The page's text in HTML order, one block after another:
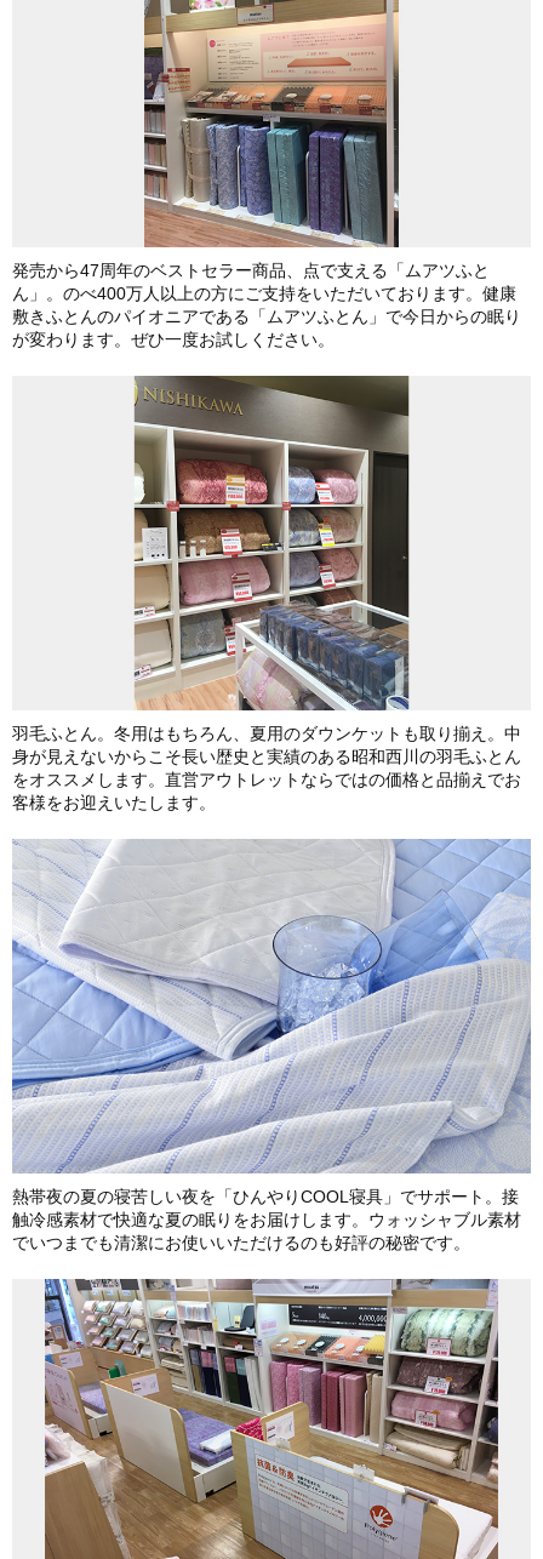
発売から47周年のベストセラー商品、点で支える「ムアツふと
ん」。のべ400万人以上の方にご支持をいただいております。健康
敷きふとんのパイオニアである「ムアツふとん」で今日からの眠り
が変わります。ぜひ一度お試しください。
羽毛ふとん。冬用はもちろん、夏用のダウンケットも取り揃え。中
身が見えないからこそ長い歴史と実績のある昭和西川の羽毛ふとん
をオススメします。直営アウトレットならではの価格と品揃えでお
客様をお迎えいたします。
熱帯夜の夏の寝苦しい夜を「ひんやりCOOL寝具」でサポート。接
触冷感素材で快適な夏の眠りをお届けします。ウォッシャブル素材
でいつまでも清潔にお使いいただけるのも好評の秘密です。